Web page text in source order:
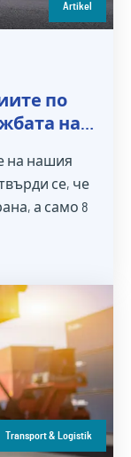
Artikel
по
на
на нашия
се, че
а само 8
Transport & Logistik